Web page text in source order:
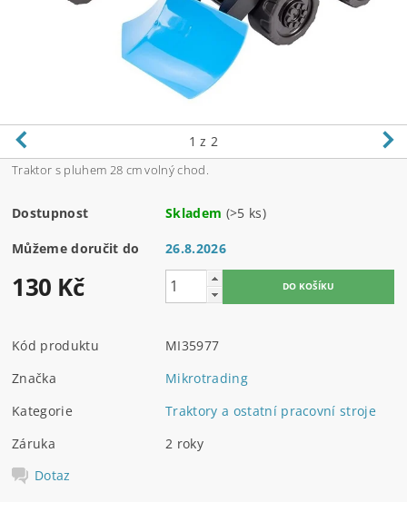
1 z 2
Traktor s pluhem 28 cm volný chod.
Dostupnost Skladem (>5 ks)
Můžeme doručit do 26.8.2026
130 Kč
Kód produktu
MI35977
Značka
Mikrotrading
Kategorie
Traktory a ostatní pracovní stroje
Záruka
2 roky
Dotaz